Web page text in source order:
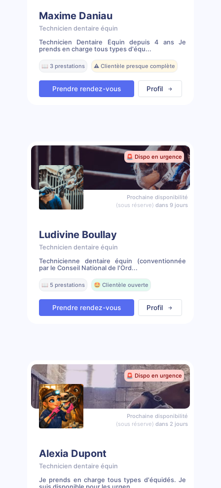
Maxime Daniau
Technicien dentaire équin
Technicien Dentaire Équin depuis 4 ans Je
prends en charge tous types d'équ...
📖 3 prestations ⚠️ Clientèle presque complète
Prendre rendez-vous Profil
🚨 Dispo en urgence
Prochaine disponibilité
(sous réserve) dans 9 jours
Ludivine Boullay
Technicien dentaire équin
Technicienne dentaire équin (conventionnée
par le Conseil National de l'Ord...
📖 5 prestations 🤩 Clientèle ouverte
Prendre rendez-vous Profil
🚨 Dispo en urgence
Prochaine disponibilité
(sous réserve) dans 2 jours
Alexia Dupont
Technicien dentaire équin
Je prends en charge tous types d'équidés. Je